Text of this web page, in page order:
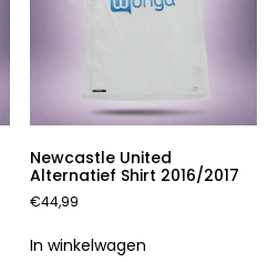
Newcastle United
Alternatief Shirt 2016/2017
€44,99
In winkelwagen